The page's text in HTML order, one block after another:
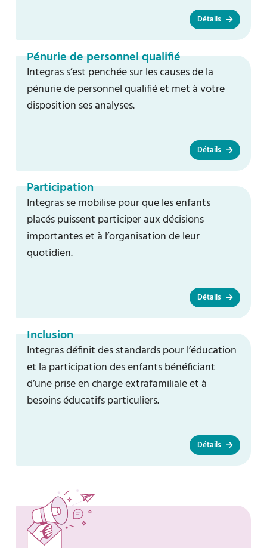
Détails
Pénurie de personnel qualifié
Integras s’est penchée sur les causes de la
pénurie de personnel qualifié et met à votre
disposition ses analyses.
Détails
Participation
Integras se mobilise pour que les enfants
placés puissent participer aux décisions
importantes et à l’organisation de leur
quotidien.
Détails
Inclusion
Integras définit des standards pour l’éducation
et la participation des enfants bénéficiant
d’une prise en charge extrafamiliale et à
besoins éducatifs particuliers.
Détails